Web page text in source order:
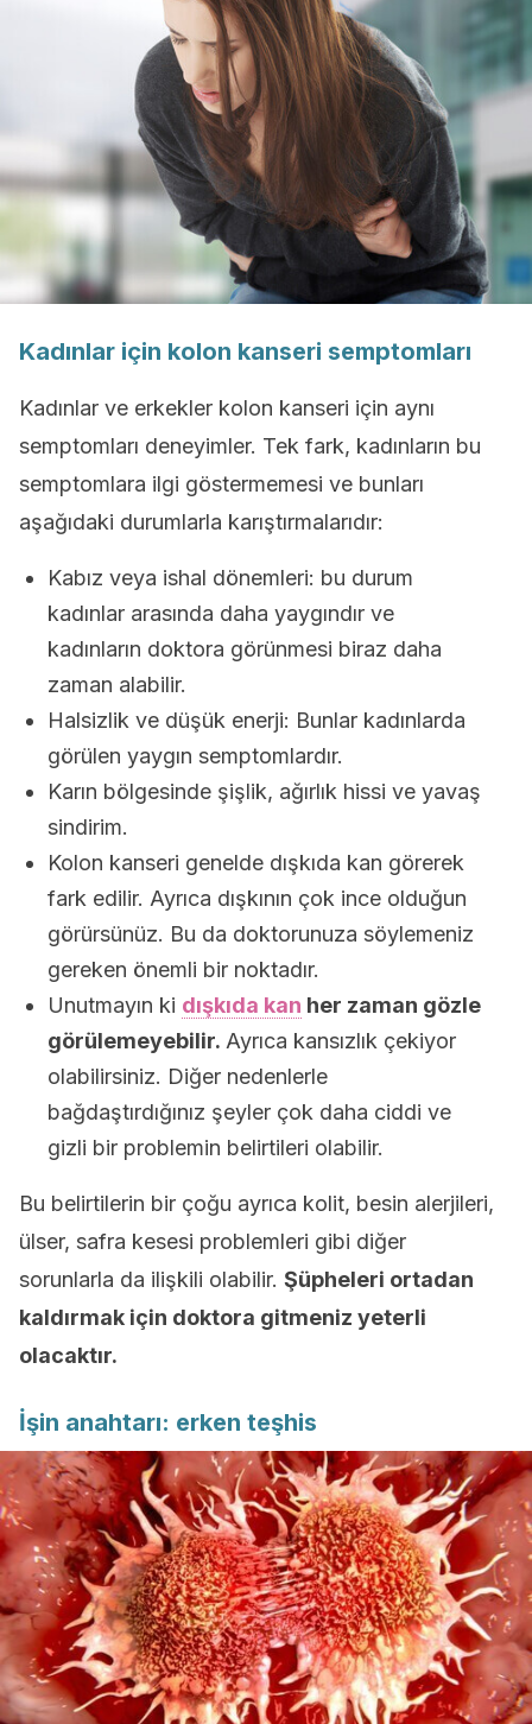
Kadınlar için kolon kanseri semptomları
Kadınlar ve erkekler kolon kanseri için aynı
semptomları deneyimler. Tek fark, kadınların bu
semptomlara ilgi göstermemesi ve bunları
aşağıdaki durumlarla karıştırmalarıdır:
Kabız veya ishal dönemleri: bu durum
kadınlar arasında daha yaygındır ve
kadınların doktora görünmesi biraz daha
zaman alabilir.
Halsizlik ve düşük enerji: Bunlar kadınlarda
görülen yaygın semptomlardır.
Karın bölgesinde şişlik, ağırlık hissi ve yavaş
sindirim.
Kolon kanseri genelde dışkıda kan görerek
fark edilir. Ayrıca dışkının çok ince olduğun
görürsünüz. Bu da doktorunuza söylemeniz
gereken önemli bir noktadır.
Unutmayın ki dışkıda kan her zaman gözle
görülemeyebilir. Ayrıca kansızlık çekiyor
olabilirsiniz. Diğer nedenlerle
bağdaştırdığınız şeyler çok daha ciddi ve
gizli bir problemin belirtileri olabilir.
Bu belirtilerin bir çoğu ayrıca kolit, besin alerjileri,
ülser, safra kesesi problemleri gibi diğer
sorunlarla da ilişkili olabilir. Şüpheleri ortadan
kaldırmak için doktora gitmeniz yeterli
olacaktır.
İşin anahtarı: erken teşhis